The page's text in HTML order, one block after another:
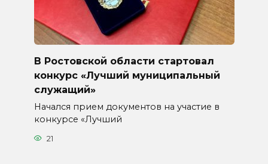
В Ростовской области стартовал
конкурс «Лучший муниципальный
служащий»
Начался прием документов на участие в
конкурсе «Лучший
21